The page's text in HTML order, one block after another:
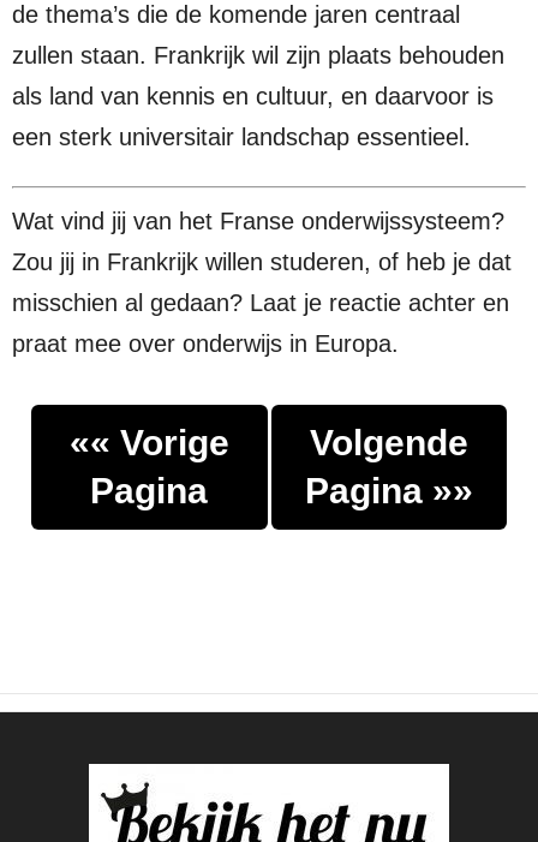
de thema’s die de komende jaren centraal
zullen staan. Frankrijk wil zijn plaats behouden
als land van kennis en cultuur, en daarvoor is
een sterk universitair landschap essentieel.
Wat vind jij van het Franse onderwijssysteem?
Zou jij in Frankrijk willen studeren, of heb je dat
misschien al gedaan? Laat je reactie achter en
praat mee over onderwijs in Europa.
«« Vorige
Pagina
Volgende
Pagina »»